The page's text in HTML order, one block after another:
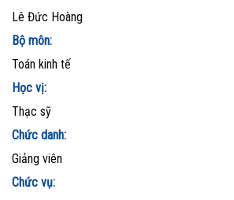
Lê Đức Hoàng
Bộ môn:
Toán kinh tế
Học vị:
Thạc sỹ
Chức danh:
Giảng viên
Chức vụ: